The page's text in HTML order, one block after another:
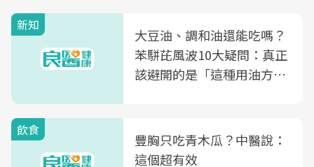
新知
大豆油、調和油還能吃嗎？
苯駢芘風波10大疑問：真正
該避開的是「這種用油方
飲食
豐胸只吃青木瓜？中醫說：
這個超有效